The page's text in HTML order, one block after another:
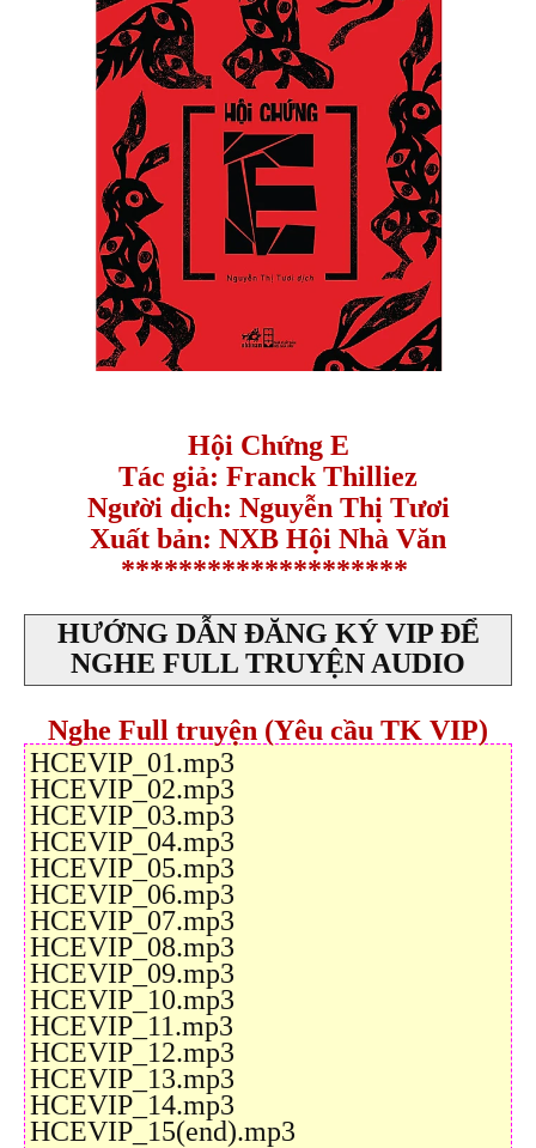
Hội Chứng E
Tác giả: Franck Thilliez
Người dịch: Nguyễn Thị Tươi
Xuất bản: NXB Hội Nhà Văn
********************
HƯỚNG DẪN ĐĂNG KÝ VIP ĐỂ
NGHE FULL TRUYỆN AUDIO
Nghe Full truyện (Yêu cầu TK VIP)
HCEVIP_01.mp3
HCEVIP_02.mp3
HCEVIP_03.mp3
HCEVIP_04.mp3
HCEVIP_05.mp3
HCEVIP_06.mp3
HCEVIP_07.mp3
HCEVIP_08.mp3
HCEVIP_09.mp3
HCEVIP_10.mp3
HCEVIP_11.mp3
HCEVIP_12.mp3
HCEVIP_13.mp3
HCEVIP_14.mp3
HCEVIP_15(end).mp3